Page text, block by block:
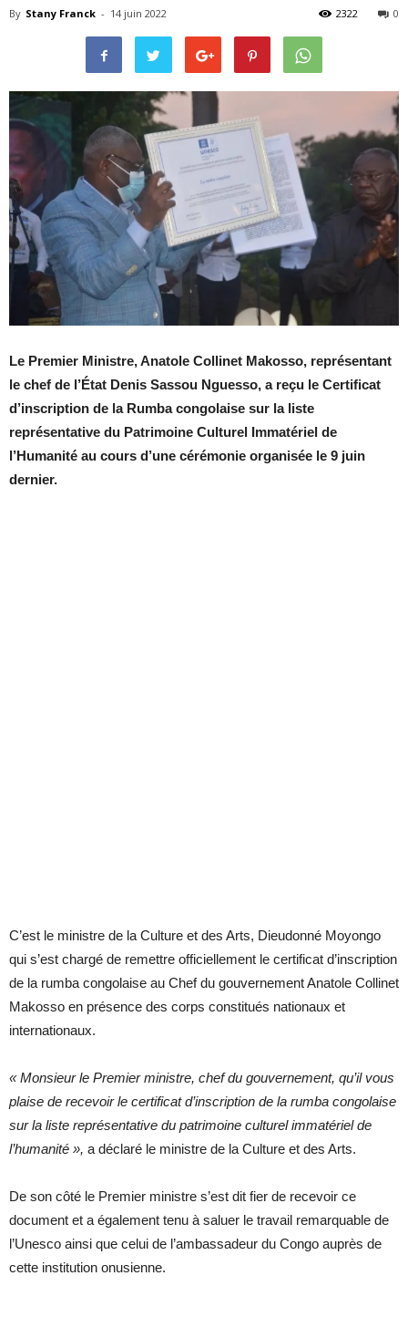
By Stany Franck - 14 juin 2022 0
2322
Le Premier Ministre, Anatole Collinet Makosso, représentant
le chef de l’État Denis Sassou Nguesso, a reçu le Certificat
d’inscription de la Rumba congolaise sur la liste
représentative du Patrimoine Culturel Immatériel de
l’Humanité au cours d’une cérémonie organisée le 9 juin
dernier.
C’est le ministre de la Culture et des Arts, Dieudonné Moyongo
qui s’est chargé de remettre officiellement le certificat d’inscription
de la rumba congolaise au Chef du gouvernement Anatole Collinet
Makosso en présence des corps constitués nationaux et
internationaux.
« Monsieur le Premier ministre, chef du gouvernement, qu’il vous
plaise de recevoir le certificat d’inscription de la rumba congolaise
sur la liste représentative du patrimoine culturel immatériel de
l’humanité », a déclaré le ministre de la Culture et des Arts.
De son côté le Premier ministre s’est dit fier de recevoir ce
document et a également tenu à saluer le travail remarquable de
l’Unesco ainsi que celui de l’ambassadeur du Congo auprès de
cette institution onusienne.